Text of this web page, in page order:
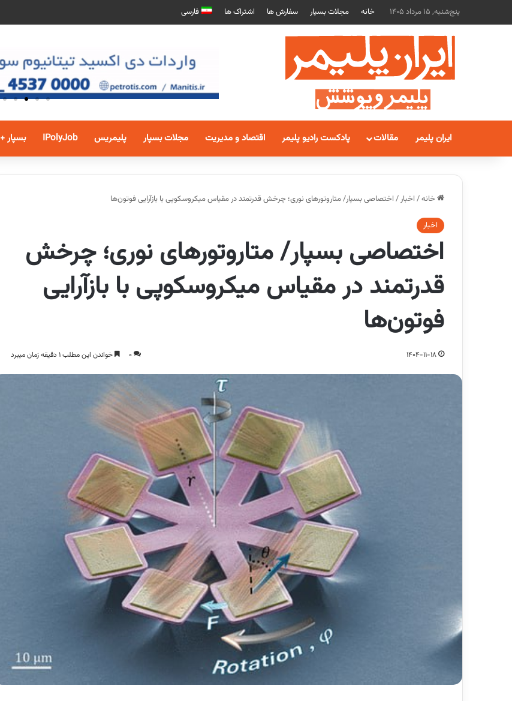
پنج‌شنبه, 15 مرداد 1405 خانه مجلات بسپار سفارش ها اشتراک ها فارسی
ایران پلیمر مقالات پادکست رادیو پلیمر اقتصاد و مدیریت مجلات بسپار پلیمریس IPolyJob بسپار +
خانه/ اخبار/ اختصاصی بسپار/ متاروتورهای نوری؛ چرخش قدرتمند در مقیاس میکروسکوپی با بازآرایی فوتون‌ها
اخبار
اختصاصی بسپار/ متاروتورهای نوری؛ چرخش
قدرتمند در مقیاس میکروسکوپی با بازآرایی
فوتون‌ها
1404-11-18
0 خواندن این مطلب 1 دقیقه زمان میبرد